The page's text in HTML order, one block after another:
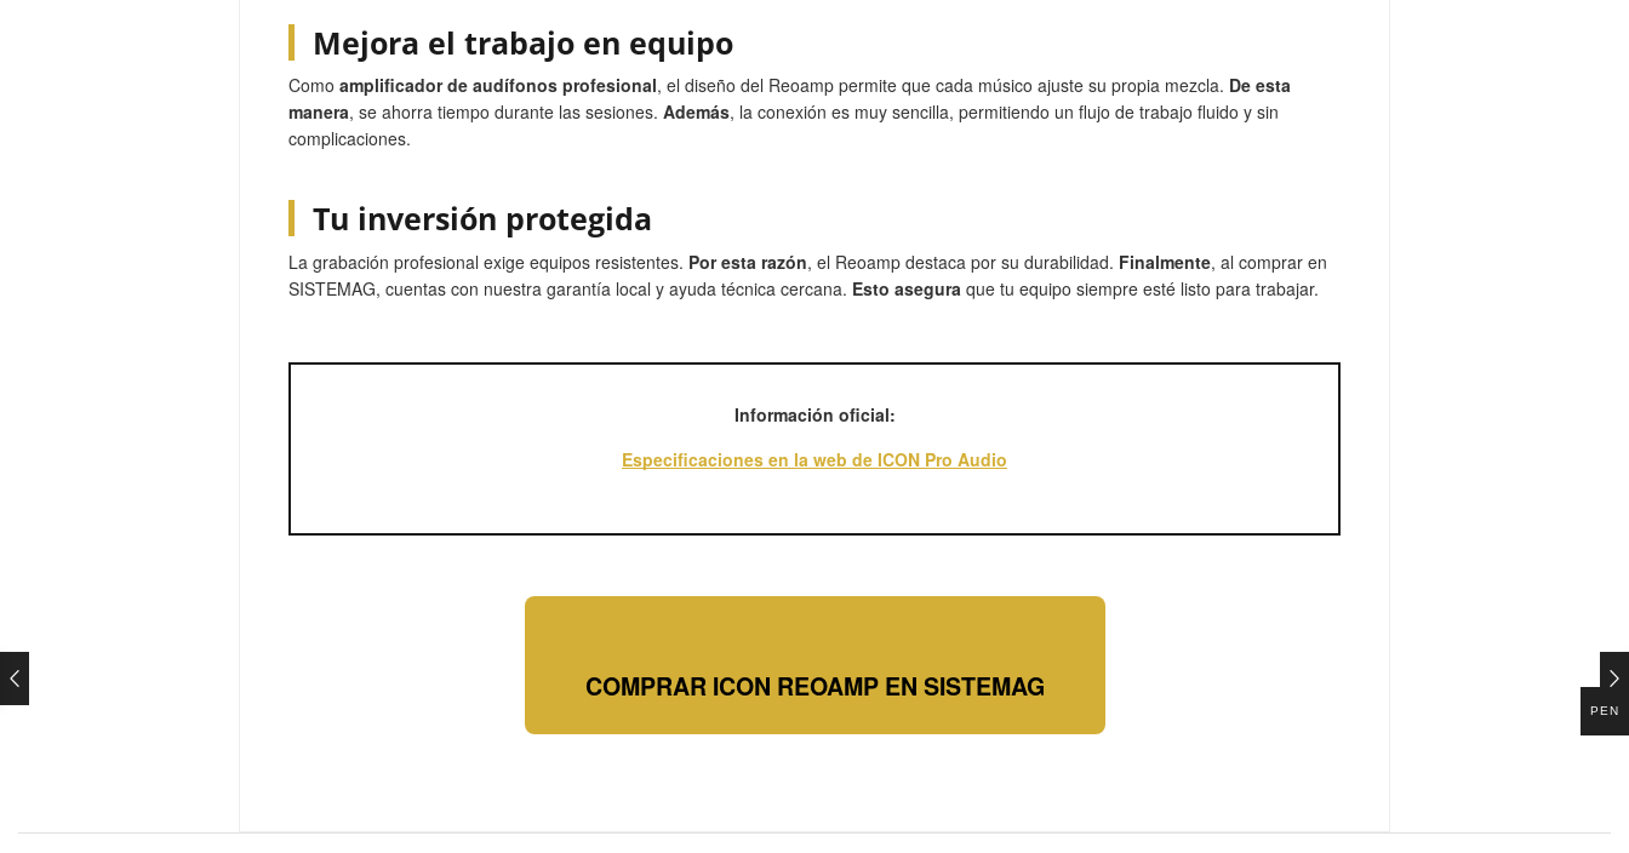
Mejora el trabajo en equipo
Como amplificador de audífonos profesional, el diseño del Reoamp permite que cada músico ajuste su propia mezcla. De esta
manera, se ahorra tiempo durante las sesiones. Además, la conexión es muy sencilla, permitiendo un flujo de trabajo fluido y sin
complicaciones.
Tu inversión protegida
La grabación profesional exige equipos resistentes. Por esta razón, el Reoamp destaca por su durabilidad. Finalmente, al comprar en
SISTEMAG, cuentas con nuestra garantía local y ayuda técnica cercana. Esto asegura que tu equipo siempre esté listo para trabajar.
Información oficial:
Especificaciones en la web de ICON Pro Audio
COMPRAR ICON REOAMP EN SISTEMAG
PEN